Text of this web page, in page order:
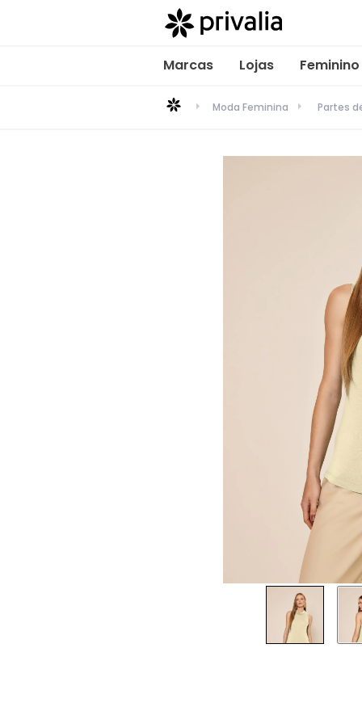
Marcas Lojas Feminino
Moda Feminina Partes